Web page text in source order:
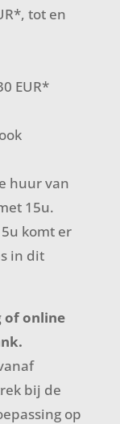
tot en
EUR*
huur van
15u.
komt er
in dit
of online
.
bij de
op